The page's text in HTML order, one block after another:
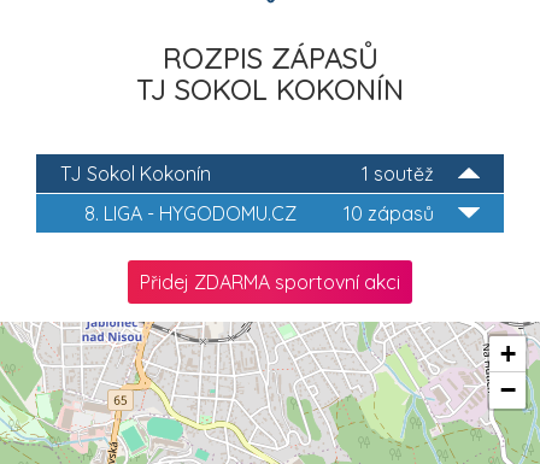
ROZPIS ZÁPASŮ
TJ SOKOL KOKONÍN
1 soutěž
TJ Sokol Kokonín
10 zápasů
8. LIGA - HYGODOMU.CZ
Přidej ZDARMA sportovní akci
+
−